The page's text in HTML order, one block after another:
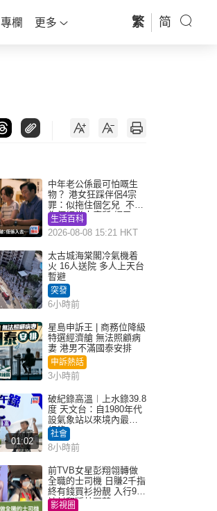
專欄 更多 繁 简
中年老公係最可怕嘅生
物？ 港女狂踩伴侶4宗
罪：似拖住個乞兒 不解
為何經常去廁所 網民一
語道破
生活百科
2026-08-08 15:21 HKT
太古城海棠閣冷氣機着
火 16人送院 多人上天台
暫避
突發
6小時前
星島申訴王 | 商務位降級
特選經濟艙 無法照顧病
妻 港男不滿國泰安排
申訴熱話
3小時前
01:02
破紀錄高溫︱上水錄39.8
度 天文台：自1980年代
設氣象站以來境內最高
紀錄
社會
8小時前
前TVB女星彭翔翎轉做
全職的士司機 日賺2千指
終有錢買衫扮靚 入行9年
被封翻版林夏薇
影視圈